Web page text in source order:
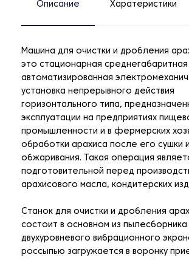
Описание Харатеристики
Машина для очистки и дробления
это стационарная среднегабаритная
автоматизированная
установка непрерывного действия
горизонтального типа,
эксплуатации на предприятиях
промышленности и в фермерских
обработки арахиса после его сушки и
обжаривания. Такая операция
подготовительной перед
арахисового масла, кондитерских
Станок для очистки и дробления
состоит в основном из пылесборника
двухуровневого вибрационного
россыпью загружается в воронку